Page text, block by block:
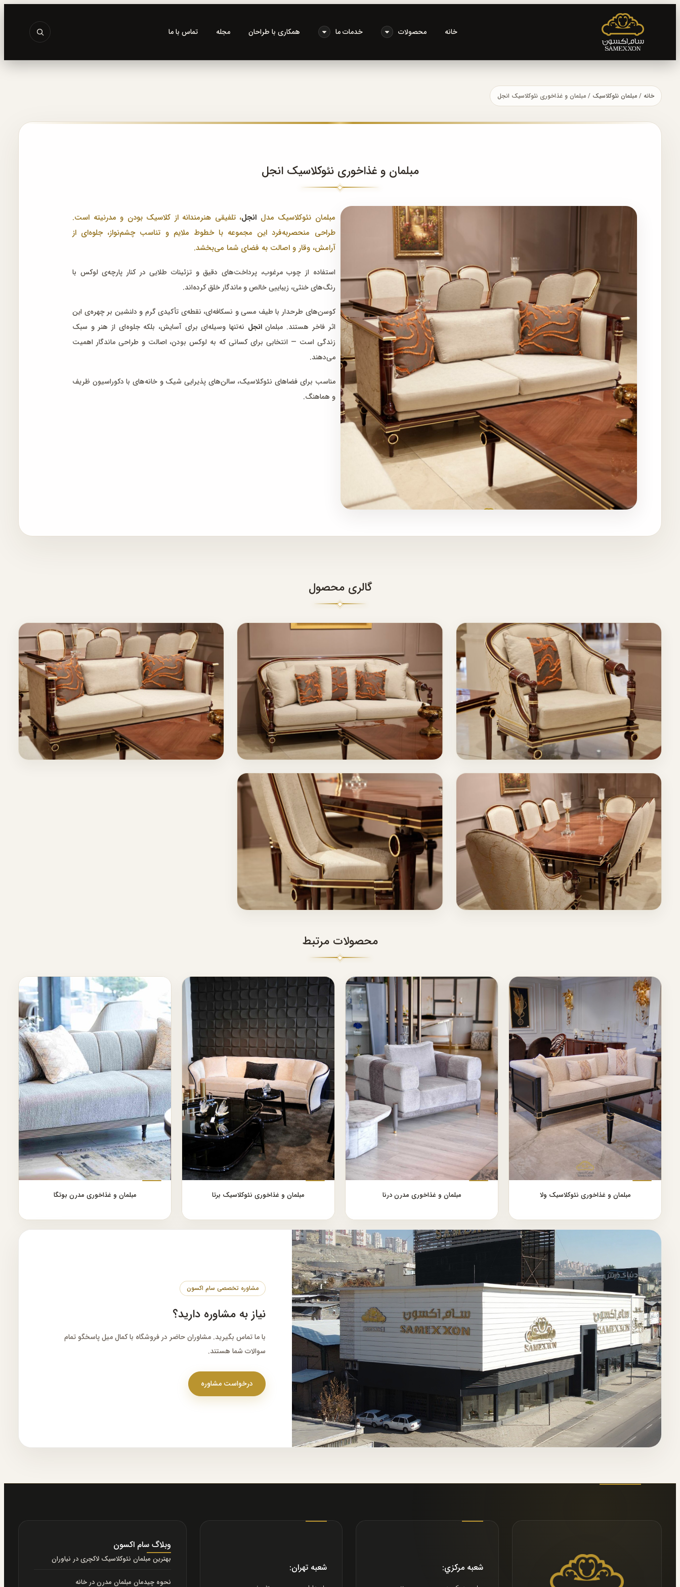
خانه محصولات خدمات ما همکاری با طراحان مجله تماس با ما
خانه / مبلمان نئوکلاسیک / مبلمان و غذاخوری نئوکلاسیک انجل
مبلمان و غذاخوری نئوکلاسیک انجل
مبلمان نئوکلاسیک مدل انجل، تلفیقی هنرمندانه از کلاسیک بودن و مدرنیته است.
طراحی منحصربه‌فرد این مجموعه با خطوط ملایم و تناسب چشم‌نواز، جلوه‌ای از
آرامش، وقار و اصالت به فضای شما می‌بخشد.
استفاده از چوب مرغوب، پرداخت‌های دقیق و تزئینات طلایی در کنار پارچه‌ی لوکس با
رنگ‌های خنثی، زیباییی خالص و ماندگار خلق کرده‌اند.
کوسن‌های طرحدار با طیف مسی و نسکافه‌ای، نقطه‌ی تأکیدی گرم و دلنشین بر چهره‌ی این
اثر فاخر هستند. مبلمانانجل نه‌تنها وسیله‌ای برای آسایش، بلکه جلوه‌ای از هنر و سبک
زندگی است — انتخابی برای کسانی که به لوکس بودن، اصالت و طراحی ماندگار اهمیت
می‌دهند.
مناسب برای فضاهای نئوکلاسیک، سالن‌های پذیرایی شیک و خانه‌های با دکوراسیون ظریف
و هماهنگ.
گالری محصول
محصولات مرتبط
مبلمان و غذاخوری نئوکلاسیک ولا مبلمان و غذاخوری مدرن درنا مبلمان و غذاخوری نئوکلاسیک برتا مبلمان و غذاخوری مدرن بوتگا
نیاز به مشاوره دارید؟
با ما تماس بگیرید. مشاوران حاضر در فروشگاه با کمال میل پاسخگو تمام
سوالات شما هستند.
درخواست مشاوره
شعبه مركزي: شعبه تهران:
وبلاگ سام اکسون
بهترین مبلمان نئوکلاسیک لاکچری در نیاوران
نحوه چیدمان مبلمان مدرن در خانه